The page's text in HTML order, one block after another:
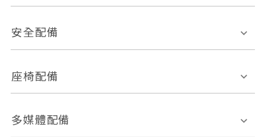
後視鏡方向指示燈
多功能方向盤
恆溫空調
安全配備
前座正面氣囊
ABS防鎖死
座椅配備
皮椅
多媒體配備